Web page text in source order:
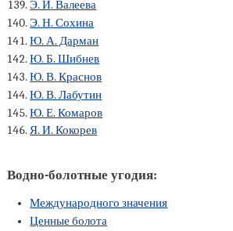
Э. И. Валеева
Э. Н. Сохина
Ю. А. Дарман
Ю. Б. Шибнев
Ю. В. Краснов
Ю. В. Лабутин
Ю. Е. Комаров
Я. И. Кокорев
Водно-болотные угодия:
Международного значения
Ценные болота